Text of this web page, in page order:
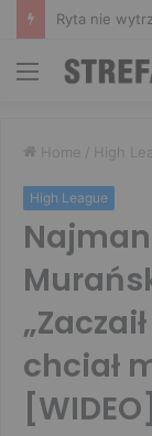
Menu
Home / High
High League
Najman
chciał
[WIDEO]